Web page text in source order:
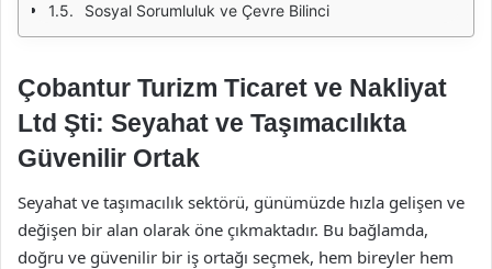
Sosyal Sorumluluk ve Çevre Bilinci
Çobantur Turizm Ticaret ve Nakliyat
Ltd Şti: Seyahat ve Taşımacılıkta
Güvenilir Ortak
Seyahat ve taşımacılık sektörü, günümüzde hızla gelişen ve
değişen bir alan olarak öne çıkmaktadır. Bu bağlamda,
doğru ve güvenilir bir iş ortağı seçmek, hem bireyler hem